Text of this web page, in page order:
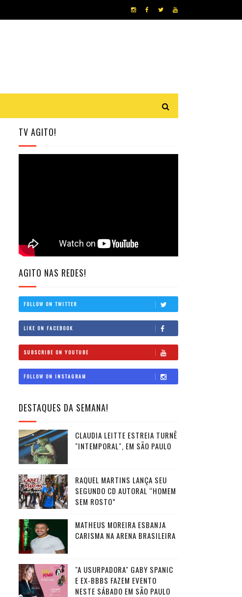
TV AGITO!
AGITO NAS REDES!
FOLLOW ON TWITTER
LIKE ON FACEBOOK
SUBSCRIBE ON YOUTUBE
FOLLOW ON INSTAGRAM
DESTAQUES DA SEMANA!
CLAUDIA LEITTE ESTREIA TURNÊ
"INTEMPORAL", EM SÃO PAULO
RAQUEL MARTINS LANÇA SEU
SEGUNDO CD AUTORAL “HOMEM
SEM ROSTO”
MATHEUS MOREIRA ESBANJA
CARISMA NA ARENA BRASILEIRA
"A USURPADORA" GABY SPANIC
E EX-BBBS FAZEM EVENTO
NESTE SÁBADO EM SÃO PAULO